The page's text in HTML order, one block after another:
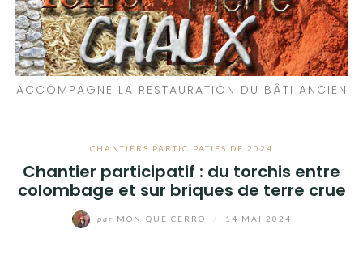
ACCOMPAGNE LA RESTAURATION DU BÂTI ANCIEN
CHANTIERS PARTICIPATIFS DE 2024
Chantier participatif : du torchis entre
colombage et sur briques de terre crue
par MONIQUE CERRO 14 MAI 2024
PARTICIPATIFS
CHANTIERS RÉALISÉS
QUE PROPOSONS-NOUS ?